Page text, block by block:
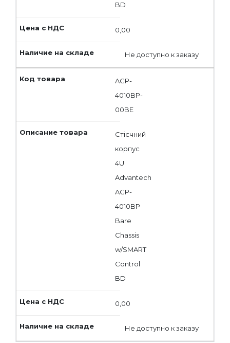
BD
0,00
Не доступно к заказу
ACP-
4010BP-
00BE
Стієчний
корпус
4U
Advantech
ACP-
4010BP
Bare
Chassis
w/SMART
Control
BD
0,00
Не доступно к заказу